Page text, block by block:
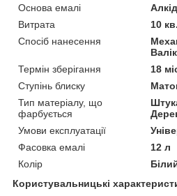
Основа емалі
Витрата
10
Спосіб нанесення
Термін зберігання
18
Ступінь блиску
Тип матеріалу, що
фарбується
Умови експлуатації
Фасовка емалі
12 л
Колір
Користувальницькі